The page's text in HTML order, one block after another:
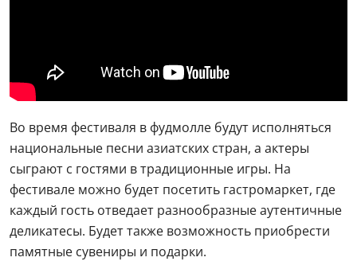
Во время фестиваля в фудмолле будут исполняться
национальные песни азиатских стран, а актеры
сыграют с гостями в традиционные игры. На
фестивале можно будет посетить гастромаркет, где
каждый гость отведает разнообразные аутентичные
деликатесы. Будет также возможность приобрести
памятные сувениры и подарки.